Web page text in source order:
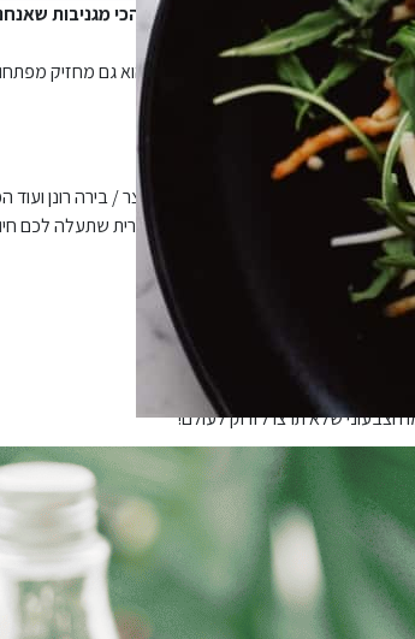
ליקטנו לכם את הבירות הכי מגניבות
למצוא.
שיעלו לכם חיוך על הפנים.
יער / בציפוי בייגלה
שלא תרצו לזרוק לעולם!